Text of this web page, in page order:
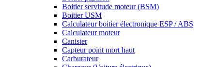
Boitier servitude moteur (BSM)
Boitier USM
Calculateur boitier électronique ESP / ABS
Calculateur moteur
Canister
Capteur point mort haut
Carburateur